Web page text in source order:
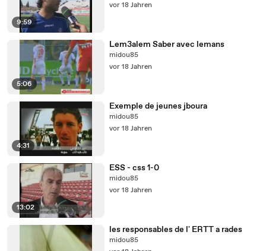
9:59
vor 18 Jahren
5:06
Lem3alem Saber avec lemans
midou85
vor 18 Jahren
4:31
Exemple de jeunes jboura
midou85
vor 18 Jahren
13:02
ESS - css 1-0
midou85
vor 18 Jahren
les responsables de l' ERTT a rades
midou85